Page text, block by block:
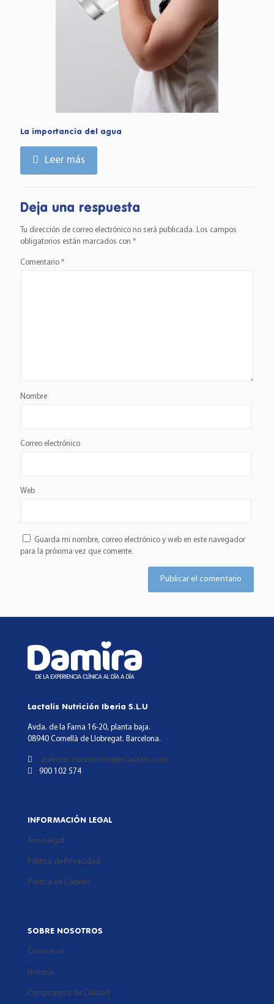
La importancia del agua
Leer más
Deja una respuesta
Tu dirección de correo electrónico no será publicada. Los campos
obligatorios están marcados con *
Comentario *
Nombre
Correo electrónico
Web
Guarda mi nombre, correo electrónico y web en este navegador
para la próxima vez que comente.
Lactalis Nutrición Iberia S.L.U
Avda. de la Fama 16-20, planta baja.
08940 Cornellà de Llobregat. Barcelona.
atencion.consumidor@es.lactalis.com
900 102 574
INFORMACIÓN LEGAL
Aviso legal
Política de Privacidad
Política de Cookies
SOBRE NOSOTROS
Conócenos
Historia
Compromiso de Calidad